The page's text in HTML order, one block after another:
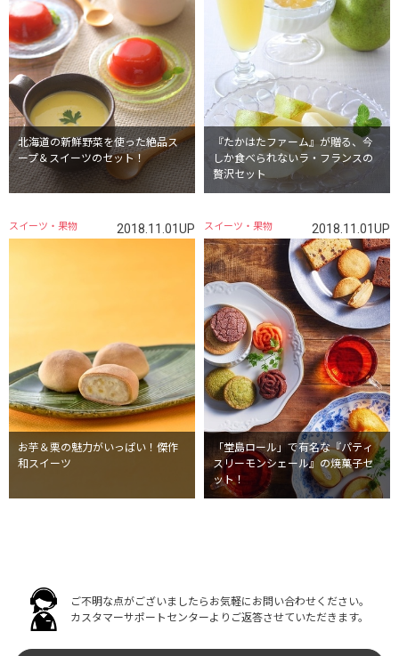
北海道の新鮮野菜を使った絶品ス
ープ＆スイーツのセット！
『たかはたファーム』が贈る、今
しか食べられないラ・フランスの
贅沢セット
お芋＆栗の魅力がいっぱい！傑作
和スイーツ
スイーツ・果物 2018.11.01UP
「堂島ロール」で有名な『パティ
スリーモンシェール』の焼菓子セ
ット！
スイーツ・果物 2018.11.01UP
ご不明な点がございましたらお気軽にお問い合わせください。
カスタマーサポートセンターよりご返答させていただきます。